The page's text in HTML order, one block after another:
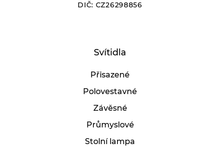
DIČ: CZ26298856
Svítidla
Přisazené
Polovestavné
Závěsné
Průmyslové
Stolní lampa